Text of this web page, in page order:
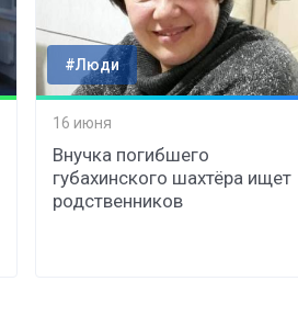
#Люди
16 июня
Внучка погибшего
губахинского шахтёра ищет
родственников